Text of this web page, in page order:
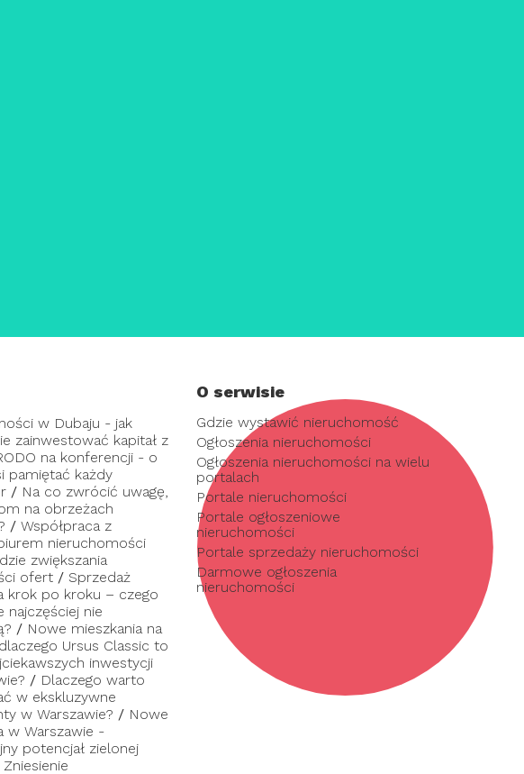
w Dubaju - jak
zainwestować kapitał z
na konferencji - o
pamiętać każdy
/ Na co zwrócić uwagę,
na obrzeżach
/ Współpraca z
nieruchomości
zwiększania
ofert / Sprzedaż
krok po kroku – czego
najczęściej nie
/ Nowe mieszkania na
Ursus Classic to
inwestycji
/ Dlaczego warto
w ekskluzywne
w Warszawie? / Nowe
w Warszawie -
potencjał zielonej
Zniesienie
O serwisie
Gdzie wystawić nieruchomość
Ogłoszenia nieruchomości
Ogłoszenia nieruchomości na wielu
portalach
Portale nieruchomości
Portale ogłoszeniowe
nieruchomości
Portale sprzedaży nieruchomości
Darmowe ogłoszenia
nieruchomości